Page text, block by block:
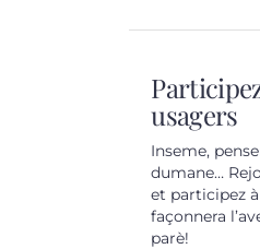
usagers
Inseme,
dumane…
et participez
façonnera
parè!